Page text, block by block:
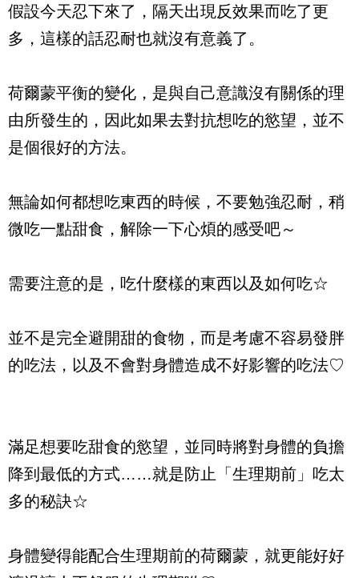
假設今天忍下來了，隔天出現反效果而吃了更
多，這樣的話忍耐也就沒有意義了。
荷爾蒙平衡的變化，是與自己意識沒有關係的理
由所發生的，因此如果去對抗想吃的慾望，並不
是個很好的方法。
無論如何都想吃東西的時候，不要勉強忍耐，稍
微吃一點甜食，解除一下心煩的感受吧～
需要注意的是，吃什麼樣的東西以及如何吃☆
並不是完全避開甜的食物，而是考慮不容易發胖
的吃法，以及不會對身體造成不好影響的吃法♡
滿足想要吃甜食的慾望，並同時將對身體的負擔
降到最低的方式……就是防止「生理期前」吃太
多的秘訣☆
身體變得能配合生理期前的荷爾蒙，就更能好好